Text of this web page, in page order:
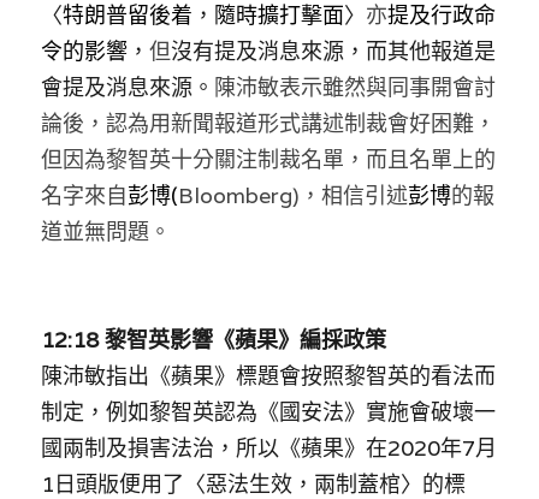
〈特朗普留後着 ， 隨時擴打擊面〉 亦提及行政命
令的影響 ， 但沒有提及消息來源，而其他報道是
會提及消息來源。 陳沛敏表示雖然與同事開會討
論後，認為用新聞報道形式講述制裁會好困難，
但因為黎智英十分關注制裁名單，而且名單上的
名字來自彭博(Bloomberg)，相信引述彭博的報
道並無問題。
12:18 黎智英影響《蘋果》編採政策
陳沛敏指出《蘋果》標題會按照黎智英的看法而
制定，例如黎智英認為《國安法》實施會破壞一
國兩制及損害法治，所以《蘋果》在2020年7月
1日頭版便用了〈惡法生效，兩制蓋棺〉的標